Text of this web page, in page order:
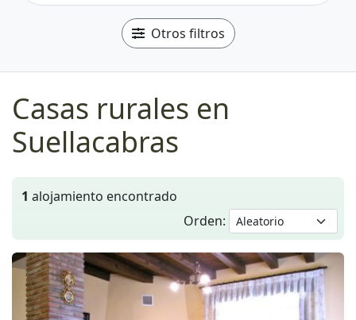
Otros filtros
Casas rurales en
Suellacabras
1 alojamiento encontrado
Orden: